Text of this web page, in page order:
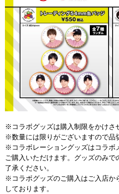
※コラボグッズは購入制限をかけさ
※数量には限りがございますので品
※コラボレーショングッズはコラボ
ご購入いただけます。グッズのみ
了承ください。
※ コラボグッズのご購入はご入店
しております。